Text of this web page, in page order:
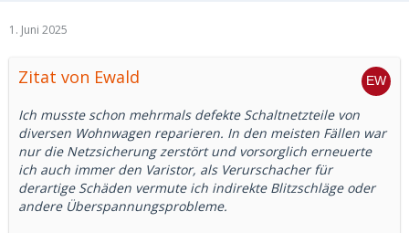
1. Juni 2025
Zitat von Ewald
Ich musste schon mehrmals defekte Schaltnetzteile von
diversen Wohnwagen reparieren. In den meisten Fällen war
nur die Netzsicherung zerstört und vorsorglich erneuerte
ich auch immer den Varistor, als Verurschacher für
derartige Schäden vermute ich indirekte Blitzschläge oder
andere Überspannungsprobleme.